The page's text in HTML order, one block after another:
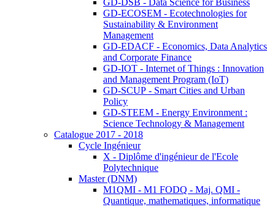
GD-DSB - Data Science for Business
GD-ECOSEM - Ecotechnologies for
Sustainability & Environment
Management
GD-EDACF - Economics, Data Analytics
and Corporate Finance
GD-IOT - Internet of Things : Innovation
and Management Program (IoT)
GD-SCUP - Smart Cities and Urban
Policy
GD-STEEM - Energy Environment :
Science Technology & Management
Catalogue 2017 - 2018
Cycle Ingénieur
X - Diplôme d'ingénieur de l'Ecole
Polytechnique
Master (DNM)
M1QMI - M1 FODQ - Maj. QMI -
Quantique, mathematiques, informatique